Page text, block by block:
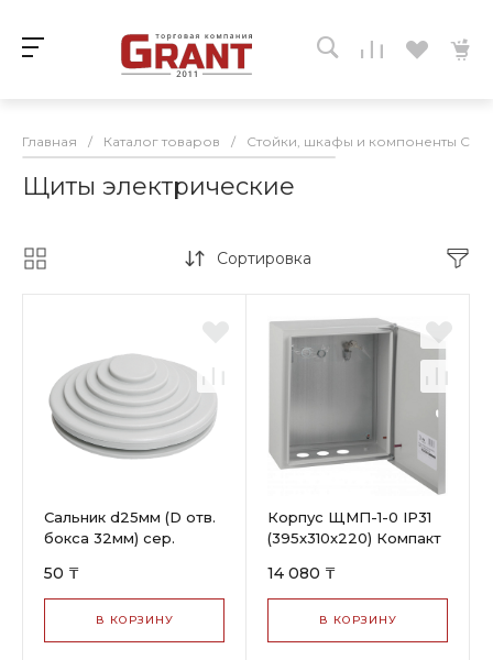
Главная / Каталог товаров / Стойки, шкафы и компоненты СКС
Щиты электрические
Сортировка
Сальник d25мм (D отв.
бокса 32мм) сер.
50 ₸
В КОРЗИНУ
Корпус ЩМП-1-0 IP31
(395x310x220) Компакт
14 080 ₸
В КОРЗИНУ